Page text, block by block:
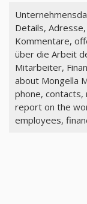
Details,
Kommentare,
über die Arbeit
Mitarbeiter,
about Mongella
phone, contacts,
report on the
employees,